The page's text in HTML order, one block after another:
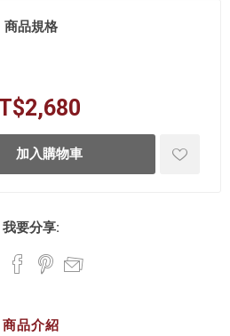
商品規格
我要分享:
商品介紹